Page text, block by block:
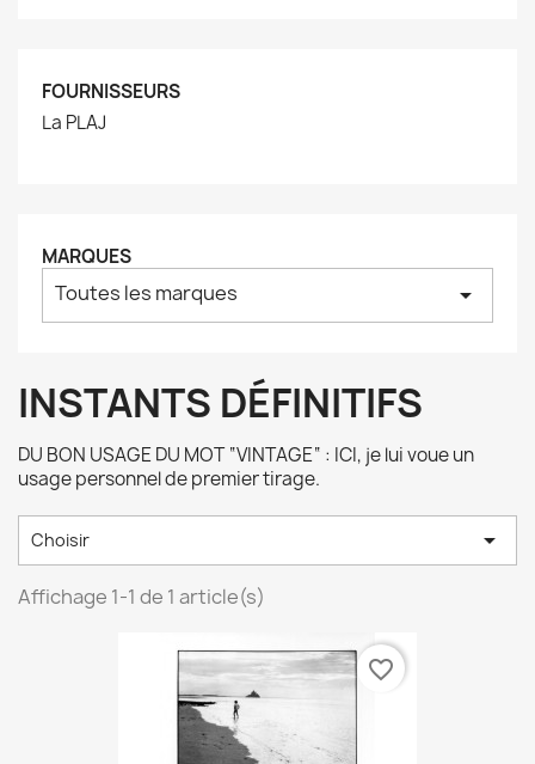
FOURNISSEURS
La PLAJ
MARQUES
Toutes les marques arrow_drop_down
INSTANTS DÉFINITIFS
DU BON USAGE DU MOT “VINTAGE“ : ICI, je lui voue un
usage personnel de premier tirage.
Choisir 
Affichage 1-1 de 1 article(s)
favorite_border